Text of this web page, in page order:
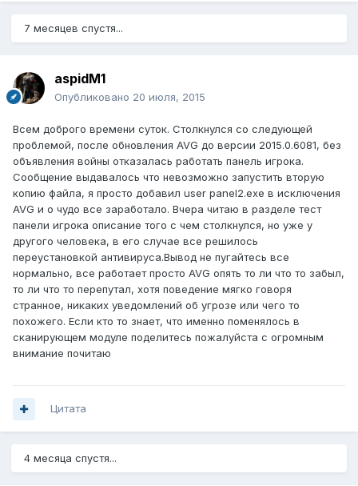
7 месяцев спустя...
aspidM1
Опубликовано 20 июля, 2015
Всем доброго времени суток. Столкнулся со следующей
проблемой, после обновления AVG до версии 2015.0.6081, без
объявления войны отказалась работать панель игрока.
Сообщение выдавалось что невозможно запустить вторую
копию файла, я просто добавил user panel2.exe в исключения
AVG и о чудо все заработало. Вчера читаю в разделе тест
панели игрока описание того с чем столкнулся, но уже у
другого человека, в его случае все решилось
переустановкой антивируса.Вывод не пугайтесь все
нормально, все работает просто AVG опять то ли что то забыл,
то ли что то перепутал, хотя поведение мягко говоря
странное, никаких уведомлений об угрозе или чего то
похожего. Если кто то знает, что именно поменялось в
сканирующем модуле поделитесь пожалуйста с огромным
внимание почитаю
Цитата
4 месяца спустя...